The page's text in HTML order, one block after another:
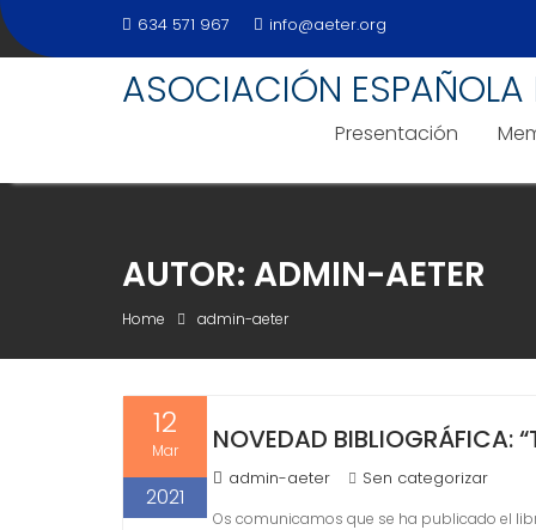
Skip
to
634 571 967 info@aeter.org
ASOCIACIÓN ESPAÑOLA
Presentación
AUTOR: ADMIN-AETER
Home admin-aeter
12
Mar
2021
NOVEDAD BIBLIOGRÁFICA:
admin-aeter Sen categorizar
Os comunicamos que se ha publicado el